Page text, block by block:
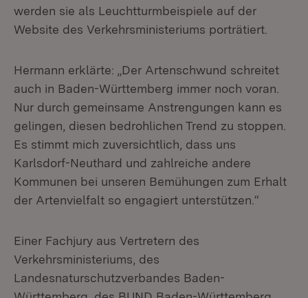
werden sie als Leuchtturmbeispiele auf der
Website des Verkehrsministeriums porträtiert.
Hermann erklärte: „Der Artenschwund schreitet
auch in Baden-Württemberg immer noch voran.
Nur durch gemeinsame Anstrengungen kann es
gelingen, diesen bedrohlichen Trend zu stoppen.
Es stimmt mich zuversichtlich, dass uns
Karlsdorf-Neuthard und zahlreiche andere
Kommunen bei unseren Bemühungen zum Erhalt
der Artenvielfalt so engagiert unterstützen.“
Einer Fachjury aus Vertretern des
Verkehrsministeriums, des
Landesnaturschutzverbandes Baden-